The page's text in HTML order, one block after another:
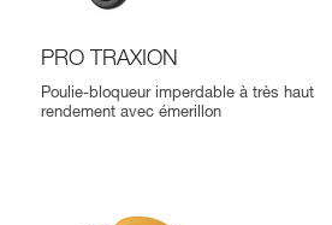
PRO TRAXION
Poulie-bloqueur imperdable à très haut
rendement avec émerillon